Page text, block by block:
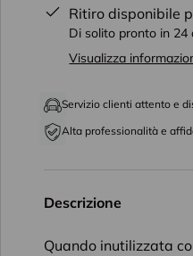
Ritiro disponibile
Di solito pronto in 24
Visualizza
Servizio clienti attento e
Alta professionalità e
Descrizione
Quando inutilizzata